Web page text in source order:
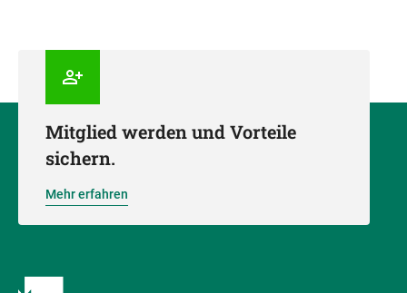
Mitglied werden und Vorteile
sichern.
Mehr erfahren